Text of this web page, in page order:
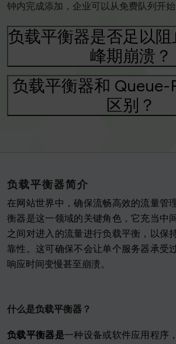
钟内完成添加，企业可以从免费队列开始
负载平衡器是否足以
峰期崩溃？
负载平衡器和 Queue-
区别？
负载平衡器简介
在网站世界中，确保流畅高效的流量管
衡器是这一领域的关键角色，它充当中
之间对进入的流量进行负载平衡，以保
靠性。这可确保不会让单个服务器承受
响应时间变慢甚至崩溃。
什么是负载平衡器？
负载平衡器是一种设备或软件应用程序